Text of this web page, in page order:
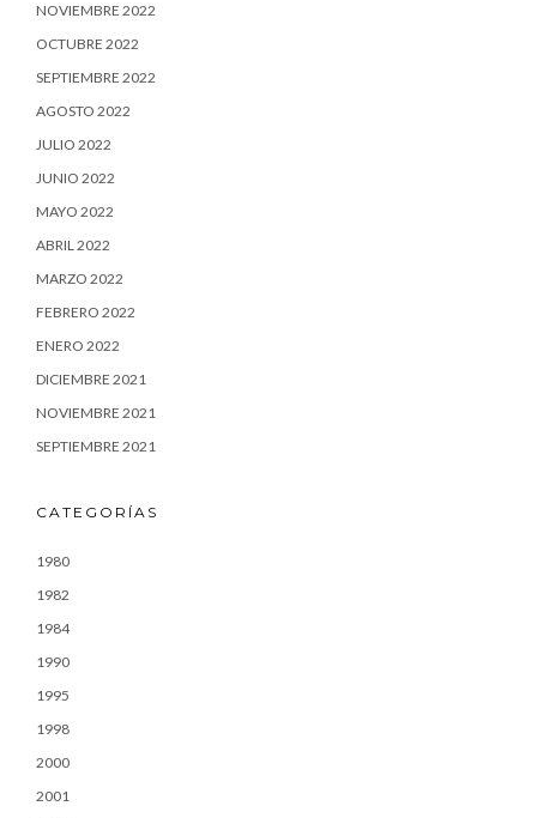
NOVIEMBRE 2022
OCTUBRE 2022
SEPTIEMBRE 2022
AGOSTO 2022
JULIO 2022
JUNIO 2022
MAYO 2022
ABRIL 2022
MARZO 2022
FEBRERO 2022
ENERO 2022
DICIEMBRE 2021
NOVIEMBRE 2021
SEPTIEMBRE 2021
CATEGORÍAS
1980
1982
1984
1990
1995
1998
2000
2001